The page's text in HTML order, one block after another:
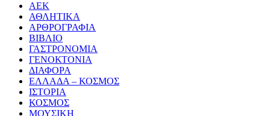
ΑΕΚ
ΑΘΛΗΤΙΚΑ
ΑΡΘΡΟΓΡΑΦΙΑ
ΒΙΒΛΙΟ
ΓΑΣΤΡΟΝΟΜΙΑ
ΓΕΝΟΚΤΟΝΙΑ
ΔΙΑΦΟΡΑ
ΕΛΛΑΔΑ – ΚΟΣΜΟΣ
ΙΣΤΟΡΙΑ
ΚΟΣΜΟΣ
ΜΟΥΣΙΚΗ